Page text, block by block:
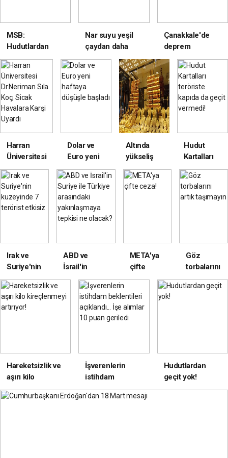
MSB:
Hudutlardan
geçit yok!
Nar suyu yeşil
çaydan daha
antioksidan
Çanakkale'de
deprem
Harran
Üniversitesi
Dr.Neriman
Sıla Koç,
Sicak
Havalara
Karşi
Dolar ve
Euro yeni
haftaya
düşüşle
başladı
Altında
yükseliş
kaçınılmaz
Hudut
Kartalları
teröriste
kapıda da
geçit
vermedi!
Irak ve
Suriye'nin
kuzeyinde
7 terörist
etkisiz
ABD ve
İsrail'in
Suriye ile
Türkiye
arasındaki
yakınlaşmaya
tepkisi ne
META'ya
çifte
ceza!
Göz
torbalarını
artık
taşımayın
Hareketsizlik ve
aşırı kilo
kireçlenmeyi
artırıyor!
İşverenlerin
istihdam
beklentileri
açıklandı... İşe
Hudutlardan
geçit yok!